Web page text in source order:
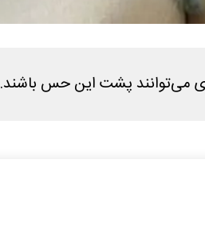
می‌توانند پشت این حس باشند.